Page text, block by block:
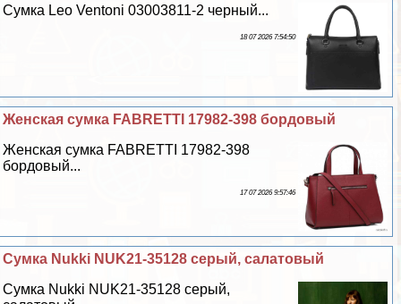
Сумка Leo Ventoni 03003811-2 черный...
18 07 2026 7:54:50
Женская сумка FABRETTI 17982-398 бордовый
Женская сумка FABRETTI 17982-398
бордовый...
17 07 2026 9:57:46
Сумка Nukki NUK21-35128 серый, салатовый
Сумка Nukki NUK21-35128 серый,